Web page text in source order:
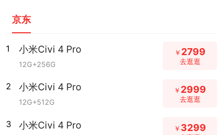
京东
1 小米Civi 4 Pro
12G+256G
￥ 2799
去逛逛
2 小米Civi 4 Pro
12G+512G
￥ 2999
去逛逛
3 小米Civi 4 Pro ￥ 3299